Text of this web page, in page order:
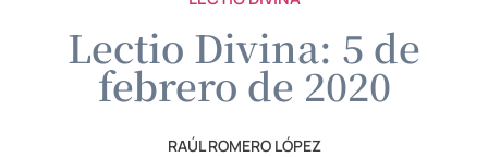
Lectio Divina: 5 de
febrero de 2020
RAÚL ROMERO LÓPEZ